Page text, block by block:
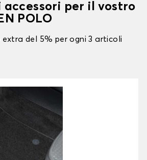
per il vostro
POLO
del 5% per ogni 3 articoli